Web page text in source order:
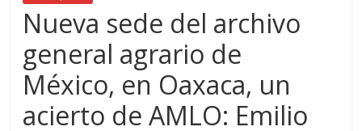
Nueva sede del archivo
general agrario de
México, en Oaxaca, un
acierto de AMLO: Emilio